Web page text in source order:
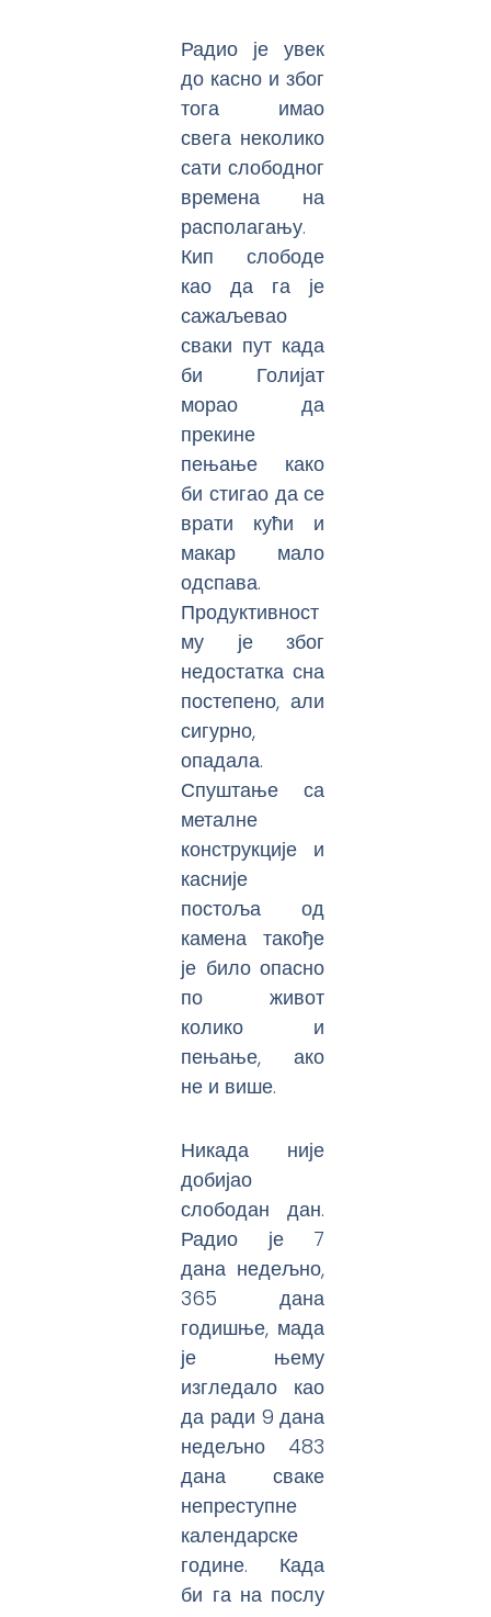
Радио је увек
до касно и због
тога имао
свега неколико
сати слободног
времена на
располагању.
Кип слободе
као да га је
сажаљевао
сваки пут када
би Голијат
морао да
прекине
пењање како
би стигао да се
врати кући и
макар мало
одспава.
Продуктивност
му је због
недостатка сна
постепено, али
сигурно,
опадала.
Спуштање са
металне
конструкције и
касније
постоља од
камена такође
је било опасно
по живот
колико и
пењање, ако
не и више.
Никада није
добијао
слободан дан.
Радио је 7
дана недељно,
365 дана
годишње, мада
је њему
изгледало као
да ради 9 дана
недељно 483
дана сваке
непреступне
календарске
године. Када
би га на послу